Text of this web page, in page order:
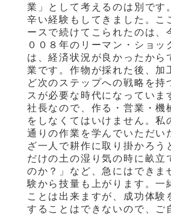
業」として考えるのは別です
辛い経験もしてきました。こ
ースで続けてこられたのは、
００８年のリーマン・ショッ
は、経済状況が良かったから
業です。作物が採れた後、加
ど次のステップへの戦略を持
スが必要な時代になっていま
社長なので、作る・営業・機
をしなくてはいけません。私
通りの作業を学んでいただい
ざ一人で耕作に取り掛かろう
だけの土の湿り気の時に畝立
のか？」など、急にはできま
験から技量も上がります。一
ことは出来ますが、成功体験
することはできないので、ご